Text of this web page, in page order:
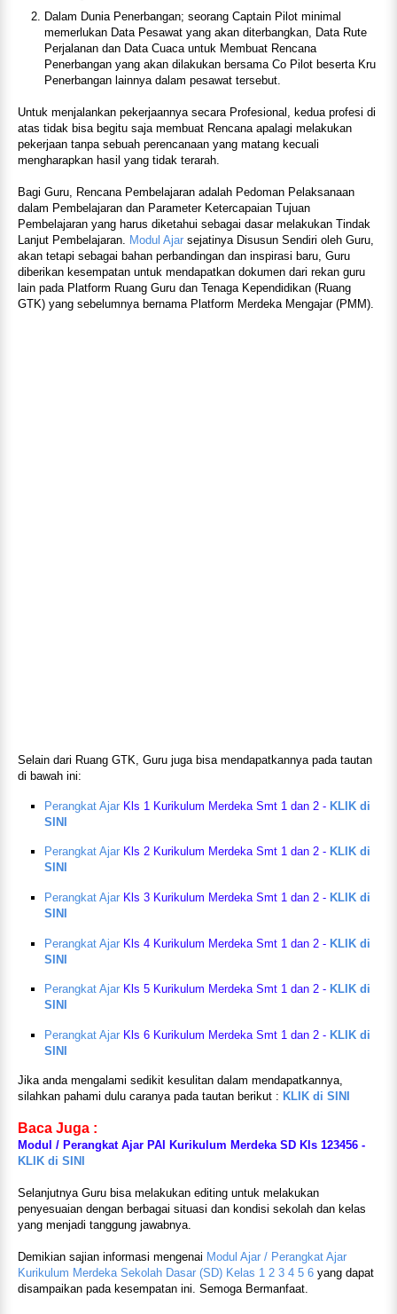
Dalam Dunia Penerbangan; seorang Captain Pilot minimal
memerlukan Data Pesawat yang akan diterbangkan, Data Rute
Perjalanan dan Data Cuaca untuk Membuat Rencana
Penerbangan yang akan dilakukan bersama Co Pilot beserta Kru
Penerbangan lainnya dalam pesawat tersebut.
Untuk menjalankan pekerjaannya secara Profesional, kedua profesi di
atas tidak bisa begitu saja membuat Rencana apalagi melakukan
pekerjaan tanpa sebuah perencanaan yang matang kecuali
mengharapkan hasil yang tidak terarah.
Bagi Guru, Rencana Pembelajaran adalah Pedoman Pelaksanaan
dalam Pembelajaran dan Parameter Ketercapaian Tujuan
Pembelajaran yang harus diketahui sebagai dasar melakukan Tindak
Lanjut Pembelajaran. Modul Ajar sejatinya Disusun Sendiri oleh Guru,
akan tetapi sebagai bahan perbandingan dan inspirasi baru, Guru
diberikan kesempatan untuk mendapatkan dokumen dari rekan guru
lain pada Platform Ruang Guru dan Tenaga Kependidikan (Ruang
GTK) yang sebelumnya bernama Platform Merdeka Mengajar (PMM).
Selain dari Ruang GTK, Guru juga bisa mendapatkannya pada tautan
di bawah ini:
Perangkat Ajar Kls 1 Kurikulum Merdeka Smt 1 dan 2 - KLIK di
SINI
Perangkat Ajar Kls 2 Kurikulum Merdeka Smt 1 dan 2 - KLIK di
SINI
Perangkat Ajar Kls 3 Kurikulum Merdeka Smt 1 dan 2 - KLIK di
SINI
Perangkat Ajar Kls 4 Kurikulum Merdeka Smt 1 dan 2 - KLIK di
SINI
Perangkat Ajar Kls 5 Kurikulum Merdeka Smt 1 dan 2 - KLIK di
SINI
Perangkat Ajar Kls 6 Kurikulum Merdeka Smt 1 dan 2 - KLIK di
SINI
Jika anda mengalami sedikit kesulitan dalam mendapatkannya,
silahkan pahami dulu caranya pada tautan berikut : KLIK di SINI
Baca Juga :
Modul / Perangkat Ajar PAI Kurikulum Merdeka SD Kls 123456 -
KLIK di SINI
Selanjutnya Guru bisa melakukan editing untuk melakukan
penyesuaian dengan berbagai situasi dan kondisi sekolah dan kelas
yang menjadi tanggung jawabnya.
Demikian sajian informasi mengenai Modul Ajar / Perangkat Ajar
Kurikulum Merdeka Sekolah Dasar (SD) Kelas 1 2 3 4 5 6 yang dapat
disampaikan pada kesempatan ini. Semoga Bermanfaat.